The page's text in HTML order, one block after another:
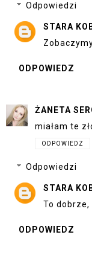
Odpowiedzi
STARA
ODPOWIEDZ
ŻANETA
miałam te
ODPOWIEDZ
Odpowiedzi
STARA
To dobrze,
ODPOWIEDZ